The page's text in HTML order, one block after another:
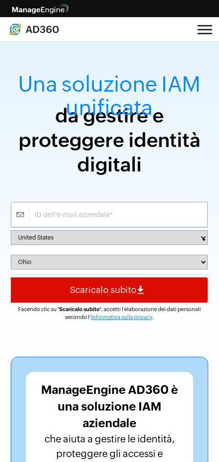
Una soluzione IAM
unificata
da gestire e
proteggere identità
digitali
Facendo clic su 'Scaricalo subito', accetti l’elaborazione dei dati personali
secondo l’Informativa sulla privacy
ManageEngine AD360 è
una soluzione IAM
aziendale
che aiuta a gestire le identità,
proteggere gli accessi e